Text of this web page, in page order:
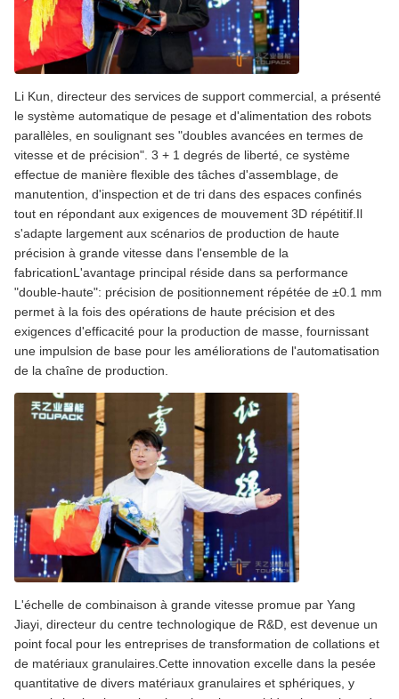
Li Kun, directeur des services de support commercial, a présenté
le système automatique de pesage et d'alimentation des robots
parallèles, en soulignant ses "doubles avancées en termes de
vitesse et de précision".️ 3 + 1 degrés de liberté, ce système
effectue de manière flexible des tâches d'assemblage, de
manutention, d'inspection et de tri dans des espaces confinés
tout en répondant aux exigences de mouvement 3D répétitif.Il
s'adapte largement aux scénarios de production de haute
précision à grande vitesse dans l'ensemble de la
fabricationL'avantage principal réside dans sa performance
"double-haute": précision de positionnement répétée de ±0.1 mm
permet à la fois des opérations de haute précision et des
exigences d'efficacité pour la production de masse, fournissant
une impulsion de base pour les améliorations de l'automatisation
de la chaîne de production.
L'échelle de combinaison à grande vitesse promue par Yang
Jiayi, directeur du centre technologique de R&D, est devenue un
point focal pour les entreprises de transformation de collations et
de matériaux granulaires.Cette innovation excelle dans la pesée
quantitative de divers matériaux granulaires et sphériques, y